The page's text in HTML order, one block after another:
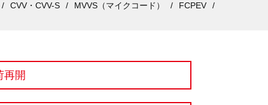
CVV・CVV-S
MVVS（マイクコード） FCPEV
再開